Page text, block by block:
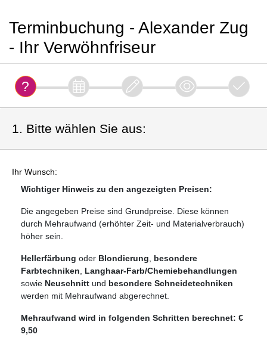
Terminbuchung - Alexander Zug
- Ihr Verwöhnfriseur
1. Bitte wählen Sie aus:
Ihr Wunsch:
Wichtiger Hinweis zu den angezeigten Preisen:
Die angegeben Preise sind Grundpreise. Diese können
durch Mehraufwand (erhöhter Zeit- und Materialverbrauch)
höher sein.
Hellerfärbung oder Blondierung
besondere
Farbtechniken
Langhaar-Farb/Chemiebehandlungen
sowie Neuschnitt und besondere Schneidetechniken
werden mit Mehraufwand abgerechnet.
Mehraufwand wird in folgenden Schritten berechnet: €
9,50